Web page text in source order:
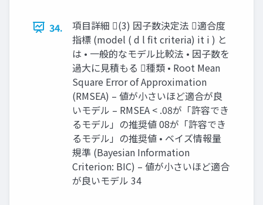
34.
項目詳細 (3) 因子数決定法 適合度
指標 (model ( d l fit criteria) it i ) と
は • 一般的なモデル比較法 • 因子数を
過大に見積もる 種類 • Root Mean
Square Error of Approximation
(RMSEA) – 値が小さいほど適合が良
いモデル – RMSEA < .08が「許容でき
るモデル」の推奨値 08が「許容でき
るモデル」の推奨値 • ベイズ情報量
規準 (Bayesian Information
Criterion: BIC) – 値が小さいほど適合
が良いモデル 34